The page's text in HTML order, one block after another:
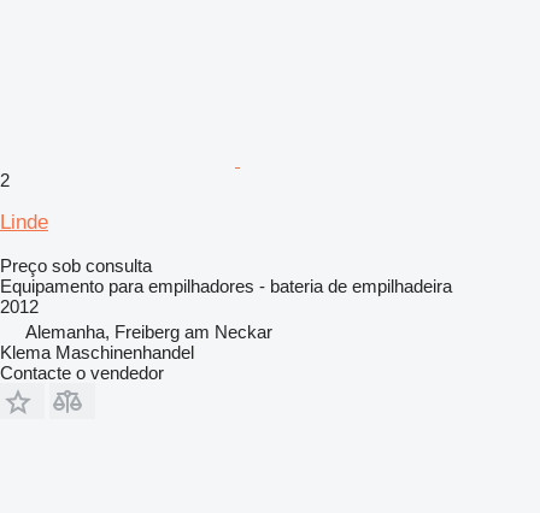
2
Linde
Preço sob consulta
Equipamento para empilhadores - bateria de empilhadeira
2012
Alemanha, Freiberg am Neckar
Klema Maschinenhandel
Contacte o vendedor